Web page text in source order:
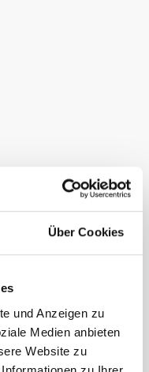
Über Cookies
und Anzeigen zu
Medien anbieten
Website zu